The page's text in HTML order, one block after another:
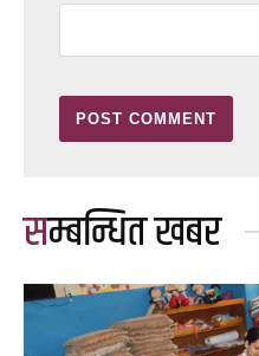
सम्बन्धित खबर